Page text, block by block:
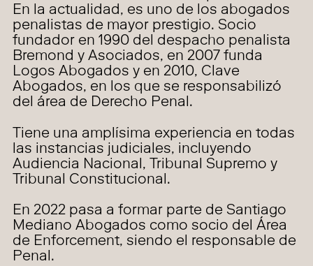
En la actualidad, es uno de los abogados
penalistas de mayor prestigio. Socio
fundador en 1990 del despacho penalista
Bremond y Asociados, en 2007 funda
Logos Abogados y en 2010, Clave
Abogados, en los que se responsabilizó
del área de Derecho Penal.
Tiene una amplísima experiencia en todas
las instancias judiciales, incluyendo
Audiencia Nacional, Tribunal Supremo y
Tribunal Constitucional.
En 2022 pasa a formar parte de Santiago
Mediano Abogados como socio del Área
de Enforcement, siendo el responsable de
Penal.